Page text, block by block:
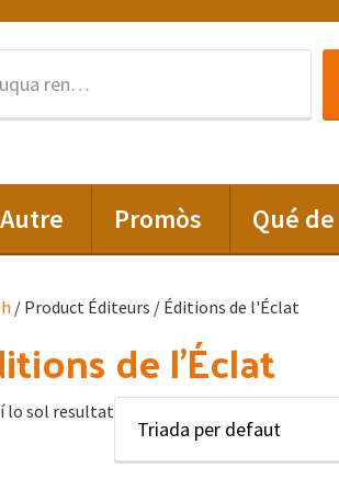
:
Autre Promòs Qué
/ Product Éditeurs / Éditions de l'Éclat
de l'Éclat
lo sol resultat